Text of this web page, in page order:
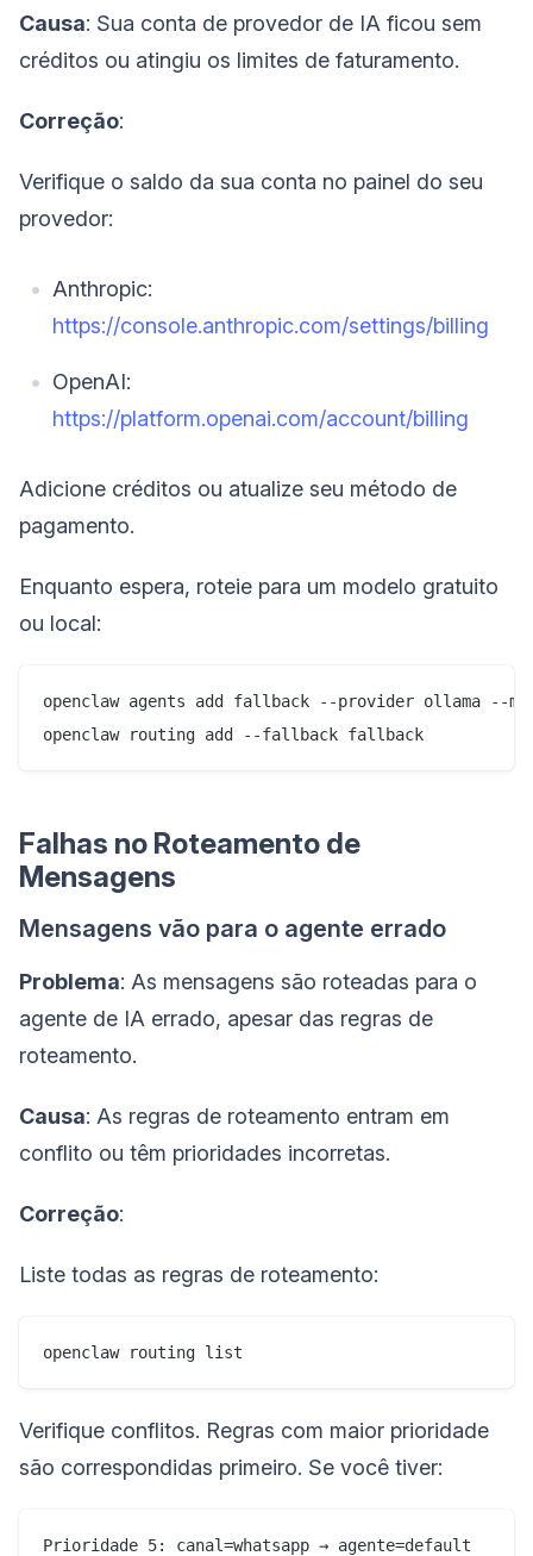
Causa: Sua conta de provedor de IA ficou sem
créditos ou atingiu os limites de faturamento.
Correção:
Verifique o saldo da sua conta no painel do seu
provedor:
Anthropic:
https://console.anthropic.com/settings/billing
OpenAI:
https://platform.openai.com/account/billing
Adicione créditos ou atualize seu método de
pagamento.
Enquanto espera, roteie para um modelo gratuito
ou local:
openclaw agents add fallback --provider ollama --
Falhas no Roteamento de
Mensagens
Mensagens vão para o agente errado
Problema: As mensagens são roteadas para o
agente de IA errado, apesar das regras de
roteamento.
Causa: As regras de roteamento entram em
conflito ou têm prioridades incorretas.
Correção:
Liste todas as regras de roteamento:
Verifique conflitos. Regras com maior prioridade
são correspondidas primeiro. Se você tiver:
Prioridade 5: canal=whatsapp → agente=default